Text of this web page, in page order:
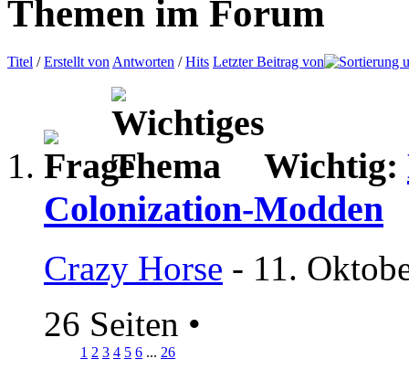
Themen im Forum
Titel /Erstellt von Antworten /Hits Letzter Beitrag von
Wichtig:
Colonization-Modden
Crazy Horse - 11.
26 Seiten •
1 2 3 4 5 6 ... 26